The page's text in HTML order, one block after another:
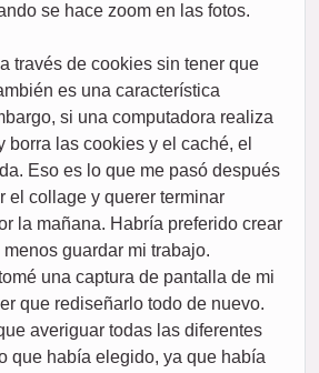
se hace zoom en las fotos.
través de cookies sin tener que
es una característica
si una computadora realiza
borra las cookies y el caché, el
Eso es lo que me pasó después
el collage y querer terminar
la mañana. Habría preferido crear
guardar mi trabajo.
una captura de pantalla de mi
que rediseñarlo todo de nuevo.
averiguar todas las diferentes
que había elegido, ya que había